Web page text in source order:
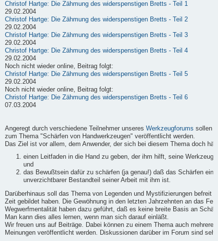
Christof Hartge: Die Zähmung des widerspenstigen Bretts - Teil 1
29.02.2004
Christof Hartge: Die Zähmung des widerspenstigen Bretts - Teil 2
29.02.2004
Christof Hartge: Die Zähmung des widerspenstigen Bretts - Teil 3
29.02.2004
Christof Hartge: Die Zähmung des widerspenstigen Bretts - Teil 4
29.02.2004
Noch nicht wieder online, Beitrag folgt:
Christof Hartge: Die Zähmung des widerspenstigen Bretts - Teil 5
29.02.2004
Noch nicht wieder online, Beitrag folgt:
Christof Hartge: Die Zähmung des widerspenstigen Bretts - Teil 6
07.03.2004
Angeregt durch verschiedene Teilnehmer unseres Werkzeugforums sollen
zum Thema "Schärfen von Handwerkzeugen" veröffentlicht werden.
Das Ziel ist vor allem, dem Anwender, der sich bei diesem Thema doch
einen Leitfaden in die Hand zu geben, der ihm hilft, seine
und
das Bewußtsein dafür zu schärfen (ja genau!) daß das Schärfen
unverzichtbarer Bestandteil seiner Arbeit mit ihm ist.
Darüberhinaus soll das Thema von Legenden und Mystifizierungen befreit
Zeit gebildet haben. Die Gewöhnung in den letzten Jahrzehnten an das
Wegwerfmentalität haben dazu geführt, daß es keine breite Basis an
Man kann dies alles lernen, wenn man sich darauf einläßt.
Wir freuen uns auf Beiträge. Dabei können zu einem Thema auch mehrere
Meinungen veröffentlicht werden. Diskussionen darüber im Forum sind